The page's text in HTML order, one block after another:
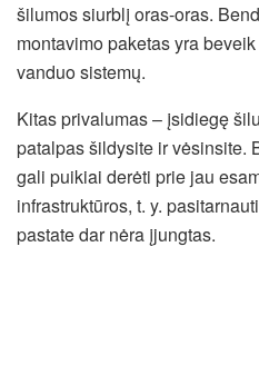
šilumos siurblį oras-oras.
montavimo paketas yra
vanduo sistemų.
Kitas privalumas – įsidiegę
patalpas šildysite ir vėsinsite.
gali puikiai derėti prie jau
infrastruktūros, t. y.
pastate dar nėra įjungtas.